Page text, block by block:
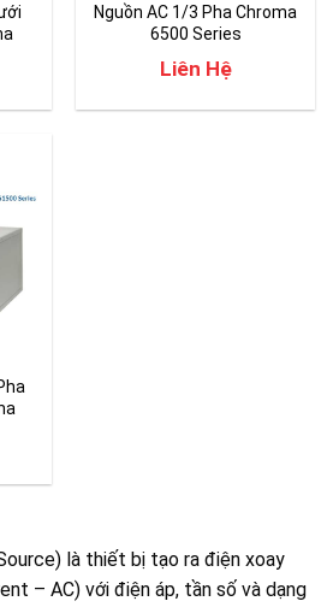
là thiết bị tạo ra điện xoay
– AC) với điện áp, tần số và dạng
Nguồn AC 1/3 Pha Chroma
6500 Series
Liên Hệ